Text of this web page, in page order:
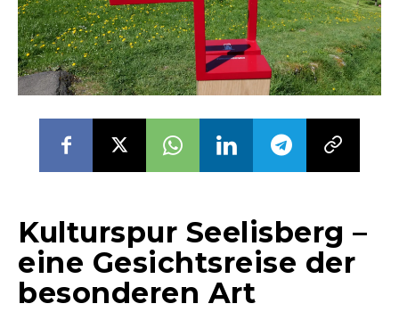
Kulturspur Seelisberg –
eine Gesichtsreise der
besonderen Art